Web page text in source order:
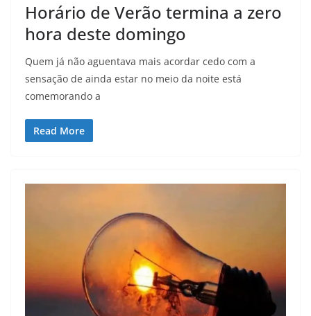
Horário de Verão termina a zero
hora deste domingo
Quem já não aguentava mais acordar cedo com a
sensação de ainda estar no meio da noite está
comemorando a
Read More